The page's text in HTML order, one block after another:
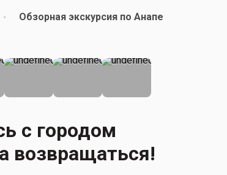
Обзорная экскурсия по Анапе
с городом
возвращаться!